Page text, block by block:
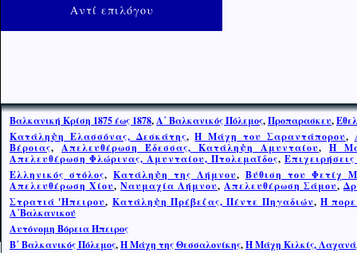
Αντί επιλόγου
Βαλκανική Κρίση 1875 έως 1878,Α΄ Βαλκανικός Πόλεμος,Προπαρασκευ,
Κατάληψη Ελασσόνας, Δεσκάτης,Η Μάχη του Σαραντάπορου,
Βέροιας,Απελευθέρωση Έδεσσας, Κατάληψη Αμυνταίου,Η
Απελευθέρωση Φλώρινας, Αμυνταίου, Πτολεμαΐδος,
Ελληνικός στόλος, Κατάληψη της Λήμνου, Βύθιση του Φετίχ
Απελευθέρωση Χίου, Ναυμαχία Λήμνου, Απελευθέρωση Σάμου,
Στρατιά 'Ηπειρου, Κατάληψη Πρέβεζας, Πέντε Πηγαδιών,Η
Α΄Βαλκανικού
Αυτόνομη Βόρεια Ήπειρος
Β΄ Βαλκανικός Πόλεμος,Η Μάχη της Θεσσαλονίκης,Η Μάχη Κιλκίς, Λαχανά